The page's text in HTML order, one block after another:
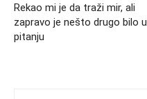
Rekao mi je da traži mir, ali
zapravo je nešto drugo bilo u
pitanju